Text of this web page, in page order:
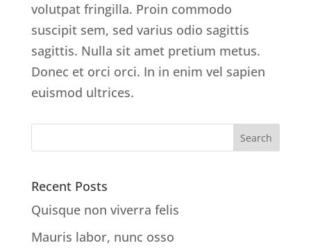
volutpat fringilla. Proin commodo
suscipit sem, sed varius odio sagittis
sagittis. Nulla sit amet pretium metus.
Donec et orci orci. In in enim vel sapien
euismod ultrices.
Recent Posts
Quisque non viverra felis
Mauris labor, nunc osso